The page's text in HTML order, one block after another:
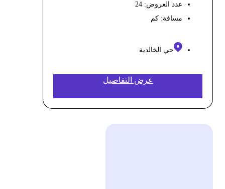
عدد العروض: 24
مسافة:كم
حي الخالدية
عرض التفاصيل